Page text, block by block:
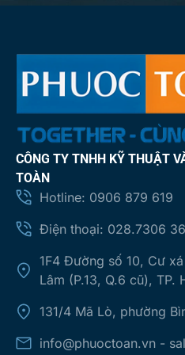
CÔNG TY TNHH KỸ THUẬT
TOÀN
Hotline: 0906 879 619
Điện thoại: 028.7306
1F4 Đường số 10, Cư
Lâm (P.13, Q.6 cũ), TP.
131/4 Mã Lò, phường
info@phuoctoan.vn -